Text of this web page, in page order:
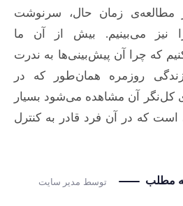
مطالعه‌ی زمان حال، سرنوشت
نیز می‌بینیم. بیش از آن ما
که چرا آن پیش‌بینی‌ها به ندرت
روزمره همان‌طور که در
کل‌نگر آن مشاهده می‌شود بسیار
است که در آن فرد قادر به کنترل
توسط مدیر سایت مطلب